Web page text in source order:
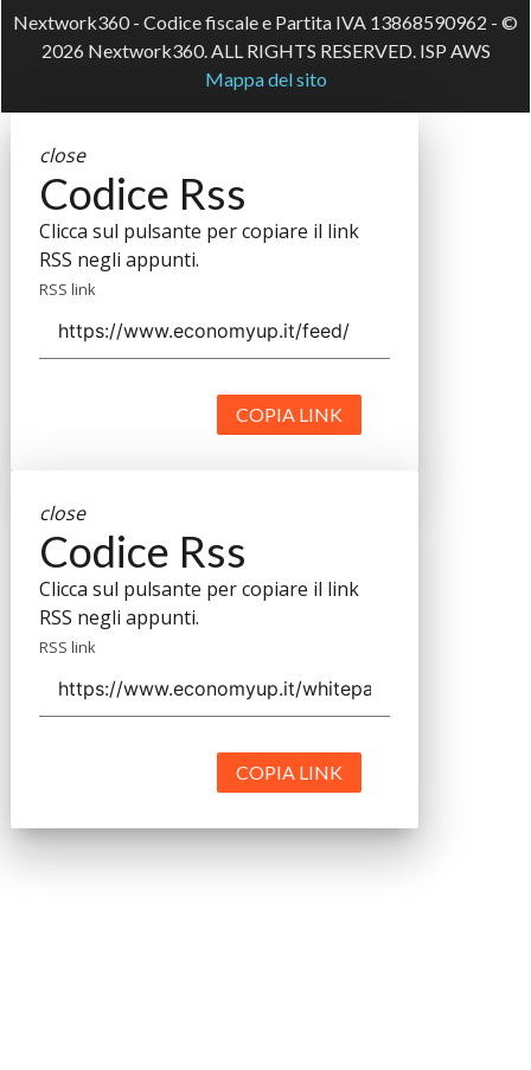
Nextwork360 - Codice fiscale e Partita IVA 13868590962 - ©
2026 Nextwork360. ALL RIGHTS RESERVED. ISP AWS
Mappa del sito
close
Codice Rss
Clicca sul pulsante per copiare il link
RSS negli appunti.
RSS link
COPIA LINK
close
Codice Rss
Clicca sul pulsante per copiare il link
RSS negli appunti.
RSS link
COPIA LINK